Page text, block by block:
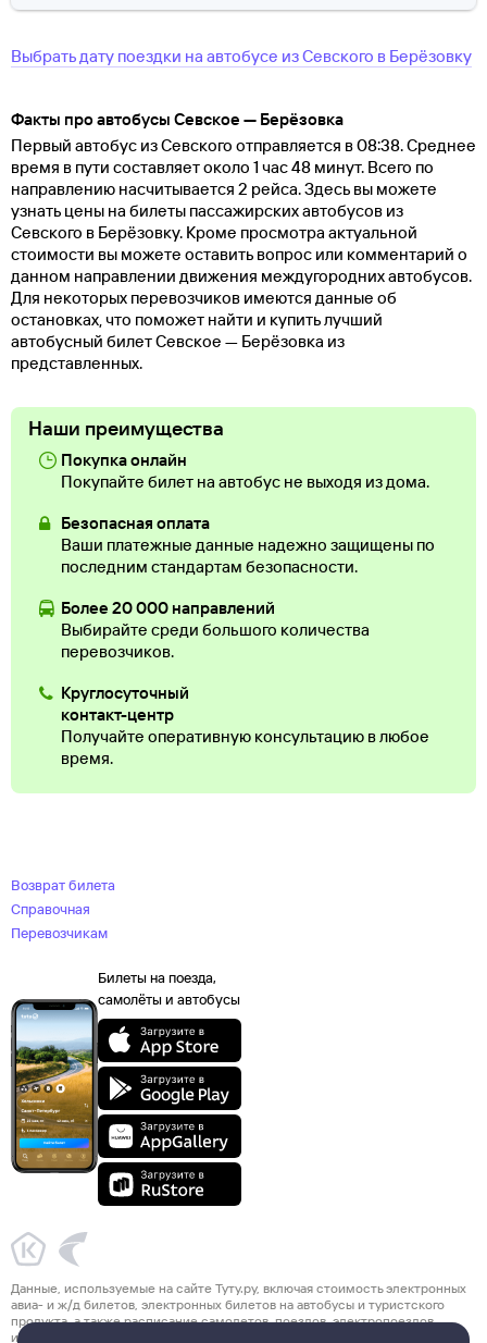
Выбрать дату поездки на автобусе изСевского в Берёзовку
Факты про автобусы Севское — Берёзовка
Первый автобус из Севского отправляется в 08:38. Среднее
время в пути составляет около 1 час 48 минут. Всего по
направлению насчитывается 2 рейса. Здесь вы можете
узнать цены на билеты пассажирских автобусов из
Севского в Берёзовку. Кроме просмотра актуальной
стоимости вы можете оставить вопрос или комментарий о
данном направлении движения междугородних автобусов.
Для некоторых перевозчиков имеются данные об
остановках, что поможет найти и купить лучший
автобусный билет Севское — Берёзовка из
представленных.
Наши преимущества
Покупка онлайн
Покупайте билет на автобус не выходя из дома.
Безопасная оплата
Ваши платежные данные надежно защищены по
последним стандартам безопасности.
Более 20 000 направлений
Выбирайте среди большого количества
перевозчиков.
Круглосуточный
контакт-центр
Получайте оперативную консультацию в любое
время.
Возврат билета
Справочная
Перевозчикам
Билеты на поезда,
самолёты и автобусы
Данные, используемые на сайте Туту.ру, включая стоимость электронных
авиа- и ж/д билетов, электронных билетов на автобусы и туристского
продукта, а также расписание самолетов, поездов, электропоездов
и автобусов взяты из официальных источников. Туристский продукт,